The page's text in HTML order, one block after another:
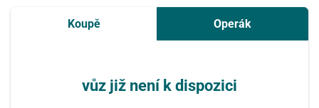
Koupě Operák
vůz již není k dispozici